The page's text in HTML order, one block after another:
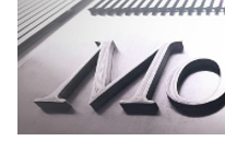
Правительство Армении привлечет